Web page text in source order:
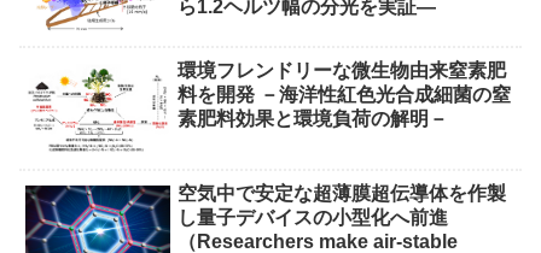
ら1.2ヘルツ幅の分光を実証―
環境フレンドリーな微生物由来窒素肥
料を開発 －海洋性紅色光合成細菌の窒
素肥料効果と環境負荷の解明－
空気中で安定な超薄膜超伝導体を作製
し量子デバイスの小型化へ前進
（Researchers make air-stable